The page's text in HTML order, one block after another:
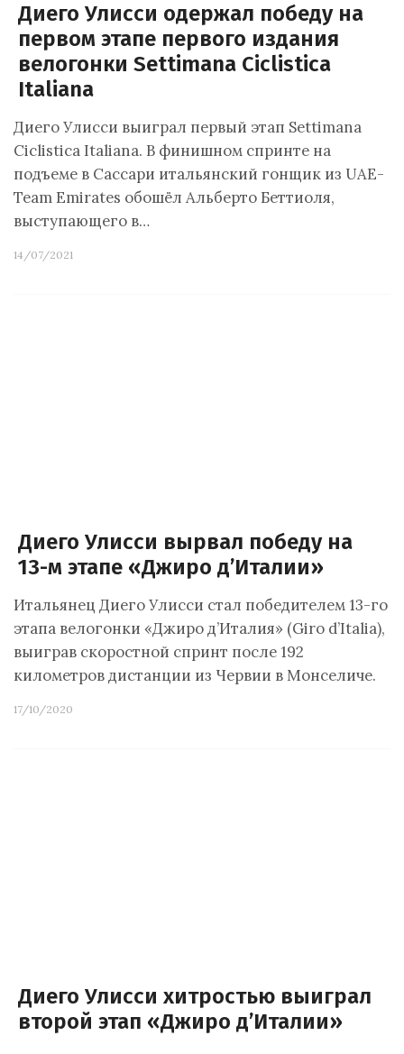
Диего Улисси одержал победу на
первом этапе первого издания
велогонки Settimana Ciclistica
Italiana
Диего Улисси выиграл первый этап Settimana
Ciclistica Italiana. В финишном спринте на
подъеме в Сассари итальянский гонщик из UAE-
Team Emirates обошёл Альберто Беттиоля,
выступающего в…
14/07/2021
Диего Улисси вырвал победу на
13-м этапе «Джиро д’Италии»
Итальянец Диего Улисси стал победителем 13-го
этапа велогонки «Джиро д’Италия» (Giro d’Italia),
выиграв скоростной спринт после 192
километров дистанции из Червии в Монселиче.
17/10/2020
Диего Улисси хитростью выиграл
второй этап «Джиро д’Италии»